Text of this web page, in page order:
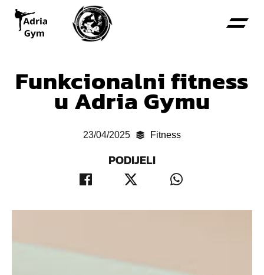
Funkcionalni fitness
u Adria Gymu
23/04/2025 Fitness
PODIJELI